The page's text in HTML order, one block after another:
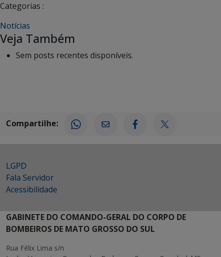
Categorias :
Notícias
Veja Também
Sem posts recentes disponíveis.
Compartilhe:
LGPD
Fala Servidor
Acessibilidade
GABINETE DO COMANDO-GERAL DO CORPO DE
BOMBEIROS DE MATO GROSSO DO SUL
Rua Félix Lima s/n